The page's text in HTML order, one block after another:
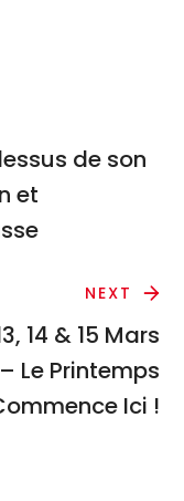
de son
et
NEXT
14 & 15 Mars
Le Printemps
Ici !